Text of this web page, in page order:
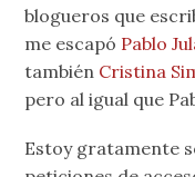
blogueros que
me escapó Pablo
también Cristina
pero al igual que
Estoy gratamente